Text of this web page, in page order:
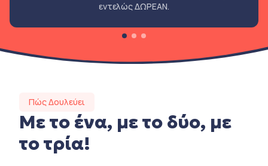
εντελώς ΔΩΡΕΑΝ.
Πώς Δουλεύει
Με το ένα, με το δύο, με
το τρία!